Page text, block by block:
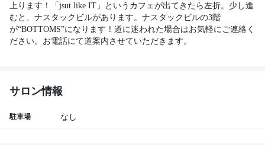
上ります！「jsut like IT」というカフェが出てきたら左折。少し進
むと、ナスタックビルがあります。ナスタックビルの3階
が“BOTTOMS”になります！道に迷われた場合はお気軽にご連絡く
ださい。お電話にて道案内させていただきます。
サロン情報
駐車場 なし